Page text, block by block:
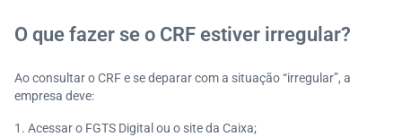
O que fazer se o CRF estiver irregular?
Ao consultar o CRF e se deparar com a situação “irregular”, a
empresa deve:
Acessar o FGTS Digital ou o site da Caixa;